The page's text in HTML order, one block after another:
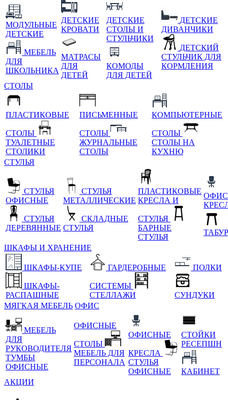
МОДУЛЬНЫЕ
ДЕТСКИЕ
МЕБЕЛЬ
ДЛЯ
ШКОЛЬНИКА
ДЕТСКИЕ
КРОВАТИ
МАТРАСЫ
ДЛЯ
ДЕТЕЙ
ДЕТСКИЕ
СТОЛЫ И
СТУЛЬЧИКИ
КОМОДЫ
ДЛЯ ДЕТЕЙ
ДЕТСКИЕ
ДИВАНЧИКИ
ДЕТСКИЙ
СТУЛЬЧИК ДЛЯ
КОРМЛЕНИЯ
СТОЛЫ
ПЛАСТИКОВЫЕ
СТОЛЫ
ТУАЛЕТНЫЕ
СТОЛИКИ
ПИСЬМЕННЫЕ
СТОЛЫ
ЖУРНАЛЬНЫЕ
СТОЛЫ
КОМПЬЮТЕРНЫЕ
СТОЛЫ
СТОЛЫ НА
КУХНЮ
СТУЛЬЯ
СТУЛЬЯ
ОФИСНЫЕ
СТУЛЬЯ
ДЕРЕВЯННЫЕ
СТУЛЬЯ
МЕТАЛЛИЧЕСКИЕ
СКЛАДНЫЕ
СТУЛЬЯ
ПЛАСТИКОВЫЕ
КРЕСЛА И
СТУЛЬЯ
БАРНЫЕ
СТУЛЬЯ
ШКАФЫ И ХРАНЕНИЕ
ШКАФЫ-КУПЕ
ШКАФЫ-
РАСПАШНЫЕ
ГАРДЕРОБНЫЕ
СИСТЕМЫ
СТЕЛЛАЖИ
ПОЛКИ
СУНДУКИ
МЯГКАЯ МЕБЕЛЬ ОФИС
МЕБЕЛЬ
ДЛЯ
РУКОВОДИТЕЛЯ
ТУМБЫ
ОФИСНЫЕ
ОФИСНЫЕ
СТОЛЫ
МЕБЕЛЬ ДЛЯ
ПЕРСОНАЛА
ОФИСНЫЕ
КРЕСЛА
СТУЛЬЯ
ОФИСНЫЕ
СТОЙКИ
РЕСЕПШН
КАБИНЕТ
АКЦИИ